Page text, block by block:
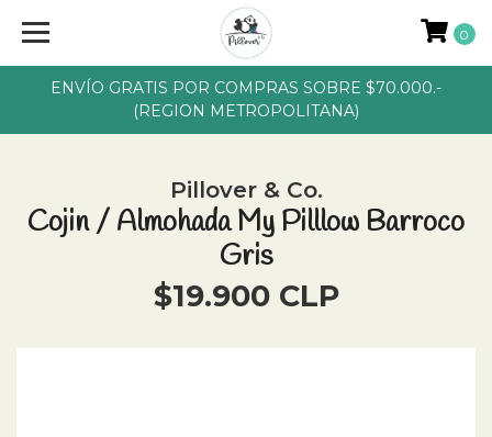
ENVÍO GRATIS POR COMPRAS SOBRE $70.000.-
(REGION METROPOLITANA)
0
Pillover & Co.
Cojin / Almohada My Pilllow Barroco
Gris
$19.900 CLP